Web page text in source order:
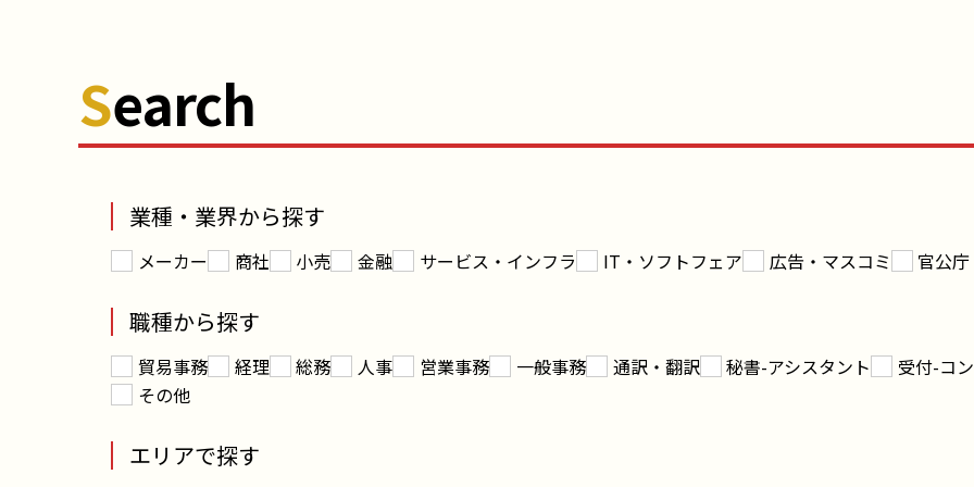
Search
業種・業界から探す
メーカー 商社 小売 金融 サービス・インフラ IT・ソフトフェア 広告・マスコミ 官公庁
職種から探す
貿易事務 経理 総務 人事 営業事務 一般事務 通訳・翻訳 秘書-アシスタント 受付-コ
その他
エリアで探す